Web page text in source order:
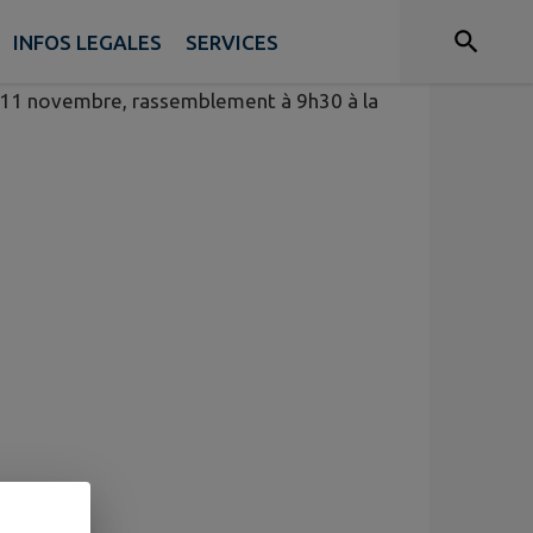
INFOS LEGALES SERVICES
novembre, rassemblement à 9h30 à la